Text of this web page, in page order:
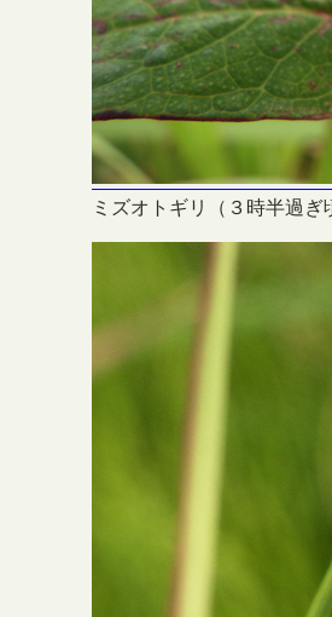
ミズオトギリ（３時半過ぎ